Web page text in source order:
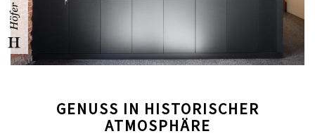
GENUSS IN HISTORISCHER
ATMOSPHÄRE